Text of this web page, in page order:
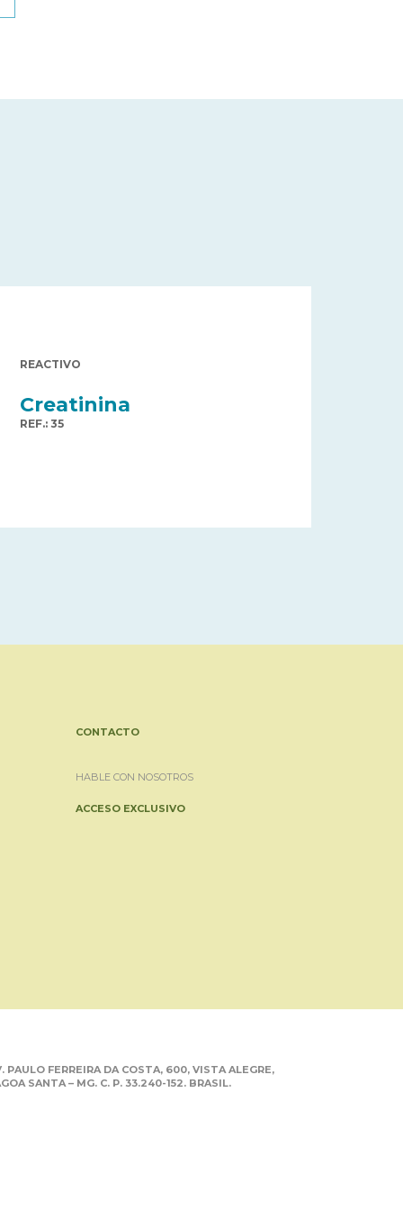
REACTIVO
Creatinina
REF.: 35
CONTACTO
HABLE CON NOSOTROS
ACCESO EXCLUSIVO
PAULO FERREIRA DA COSTA, 600, VISTA ALEGRE,
SANTA – MG. C. P. 33.240-152. BRASIL.